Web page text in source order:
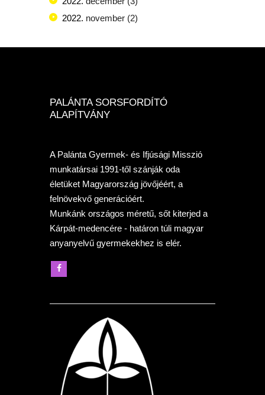
2022. november (2)
PALÁNTA SORSFORDÍTÓ
ALAPÍTVÁNY
A Palánta Gyermek- és Ifjúsági Misszió
munkatársai 1991-től szánják oda
életüket Magyarország jövőjéért, a
felnövekvő generációért.
Munkánk országos méretű, sőt kiterjed a
Kárpát-medencére - határon túli magyar
anyanyelvű gyermekekhez is elér.